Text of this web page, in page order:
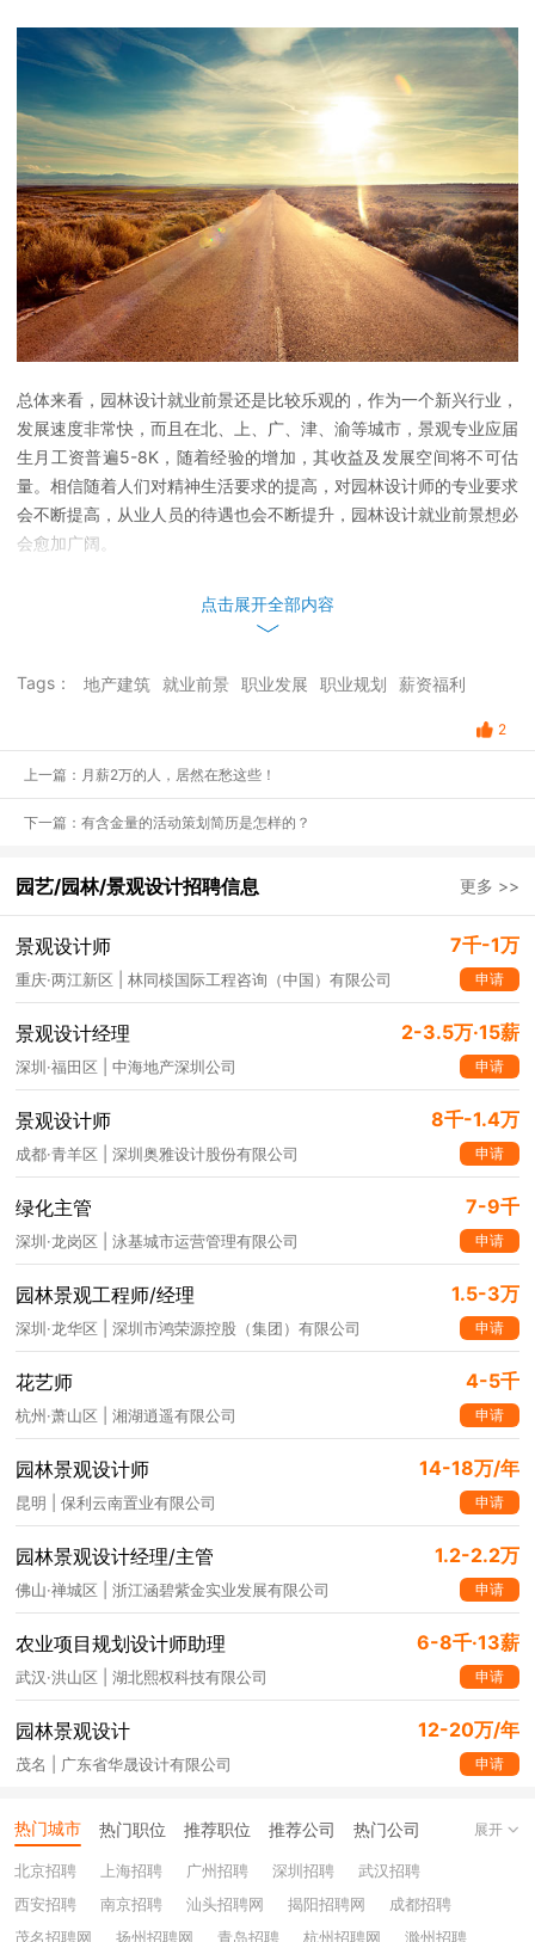
总体来看，园林设计就业前景还是比较乐观的，作为一个新兴行业，
发展速度非常快，而且在北、上、广、津、渝等城市，景观专业应届
生月工资普遍5-8K，随着经验的增加，其收益及发展空间将不可估
量。相信随着人们对精神生活要求的提高，对园林设计师的专业要求
会不断提高，从业人员的待遇也会不断提升，园林设计就业前景想必
会愈加广阔。
点击展开全部内容
Tags： 地产建筑 就业前景 职业发展 职业规划 薪资福利
2
上一篇：月薪2万的人，居然在愁这些！
下一篇：有含金量的活动策划简历是怎样的？
园艺/园林/景观设计招聘信息 更多 >>
景观设计师 7千-1万
重庆·两江新区 | 林同棪国际工程咨询（中国）有限公司 申请
景观设计经理 2-3.5万·15薪
深圳·福田区 | 中海地产深圳公司 申请
景观设计师 8千-1.4万
成都·青羊区 | 深圳奥雅设计股份有限公司 申请
绿化主管 7-9千
深圳·龙岗区 | 泳基城市运营管理有限公司 申请
园林景观工程师/经理 1.5-3万
深圳·龙华区 | 深圳市鸿荣源控股（集团）有限公司 申请
花艺师 4-5千
杭州·萧山区 | 湘湖逍遥有限公司 申请
园林景观设计师 14-18万/年
昆明 | 保利云南置业有限公司 申请
园林景观设计经理/主管 1.2-2.2万
佛山·禅城区 | 浙江涵碧紫金实业发展有限公司 申请
农业项目规划设计师助理 6-8千·13薪
武汉·洪山区 | 湖北熙权科技有限公司 申请
园林景观设计 12-20万/年
茂名 | 广东省华晟设计有限公司 申请
热门城市 热门职位 推荐职位 推荐公司 热门公司
北京招聘 上海招聘 广州招聘 深圳招聘
武汉招聘
西安招聘
南京招聘 汕头招聘网 揭阳招聘网
成都招聘
茂名招聘网
扬州招聘网 青岛招聘 杭州招聘网 滁州招聘
展开